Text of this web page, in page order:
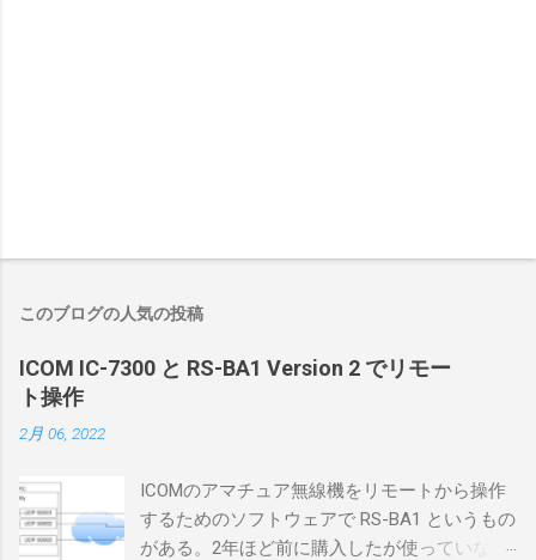
このブログの人気の投稿
ICOM IC-7300 と RS-BA1 Version 2 でリモー
ト操作
2月 06, 2022
ICOMのアマチュア無線機をリモートから操作
するためのソフトウェアで RS-BA1 というもの
がある。2年ほど前に購入したが使っていなか